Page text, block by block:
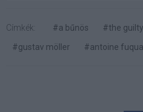
Címkék: #a bűnös #the guilty
#gustav möller
#antoine fuqua